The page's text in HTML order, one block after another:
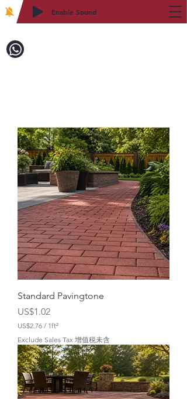
Enable Sound
Standard Pavingtone
價格
US$1.02
US$2.76 / 1ft²
1
平
方
英
尺
U
Exclude Sales Tax 增值税未含